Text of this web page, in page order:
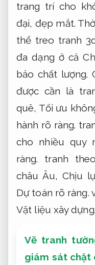
trang trí cho
đại, đẹp mắt.
thể treo tranh
đa dạng ở cả
bảo chất lượng.
được cần là
quê, Tối ưu
hành rõ ràng.
cho nhiều quy
ràng. tranh
châu Âu,Chịu
Dự toán rõ ràng.
Vật liệu xây dựng.
Vẽ tranh
giám sát chặt